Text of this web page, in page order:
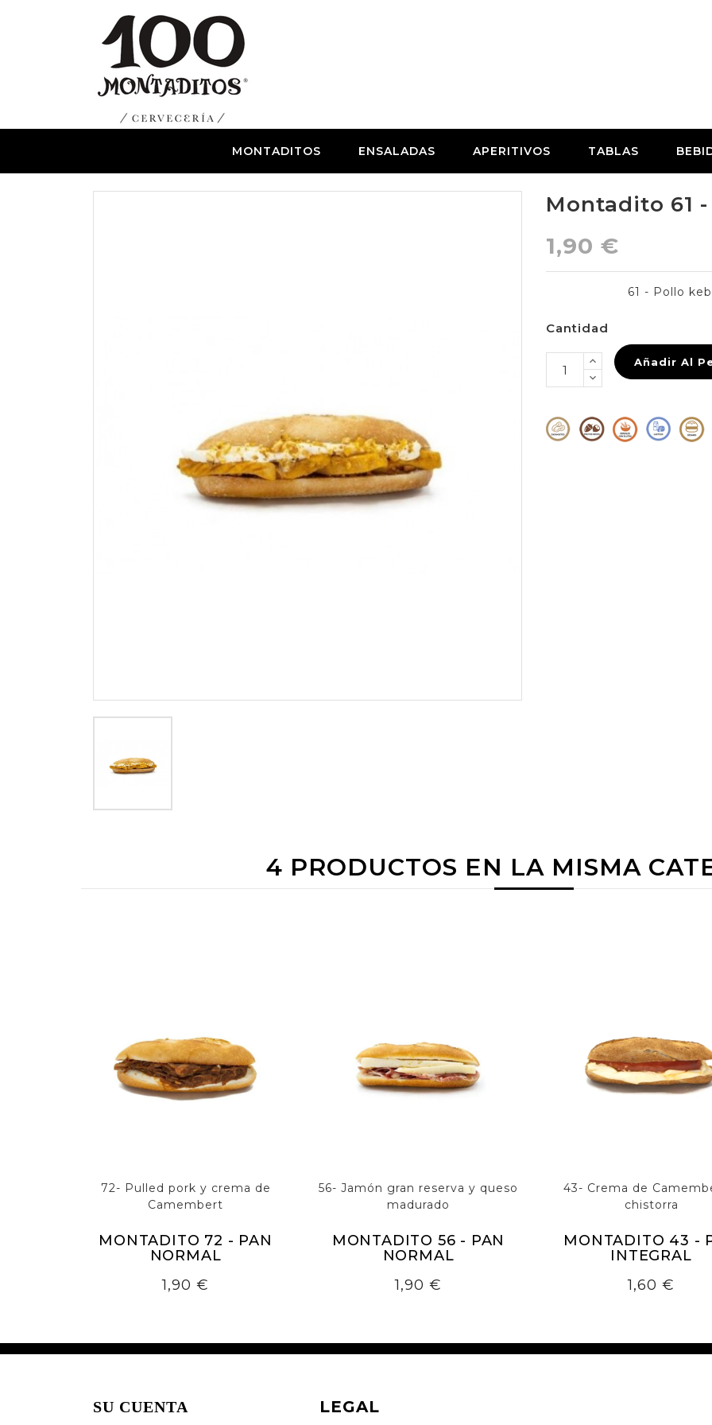
MONTADITOS ENSALADAS APERITIVOS TABLAS
Montadito 61 -
1,90 €
61 - Pollo
Cantidad
Añadir Al
4 PRODUCTOS EN LA MISMA
72- Pulled pork y crema de
Camembert
MONTADITO 72 - PAN
NORMAL
Precio
1,90 €
56- Jamón gran reserva y queso
madurado
MONTADITO 56 - PAN
NORMAL
Precio
1,90 €
43- Crema de
chistorra
MONTADITO 43 -
INTEGRAL
Precio
1,60 €
SU CUENTA LEGAL